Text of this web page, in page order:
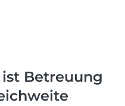
Betreuung